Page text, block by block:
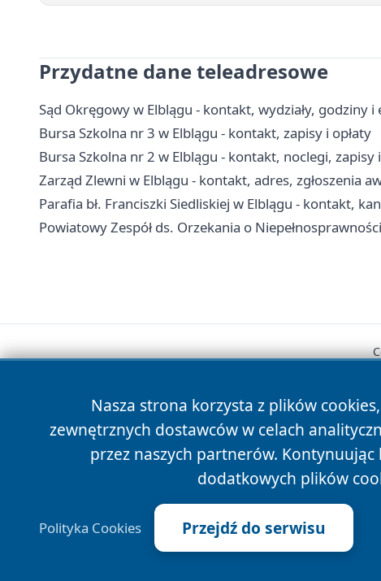
Przydatne dane teleadresowe
Sąd Okręgowy w Elblągu - kontakt, wydziały, godziny i
Bursa Szkolna nr 3 w Elblągu - kontakt, zapisy i opłaty
Bursa Szkolna nr 2 w Elblągu - kontakt, noclegi, zapisy
Zarząd Zlewni w Elblągu - kontakt, adres, zgłoszenia
Parafia bł. Franciszki Siedliskiej w Elblągu - kontakt,
Powiatowy Zespół ds. Orzekania o
Nasza strona korzysta z plików
zewnętrznych dostawców w celach
przez naszych partnerów.
dodatkowych plików
Polityka Cookies Przejdź do serwisu